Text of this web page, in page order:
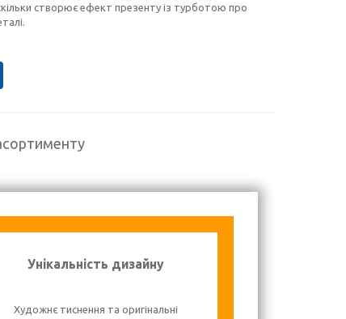
створює ефект презенту із турботою про
Унікальність дизайну
Художнє тиснення та оригінальні